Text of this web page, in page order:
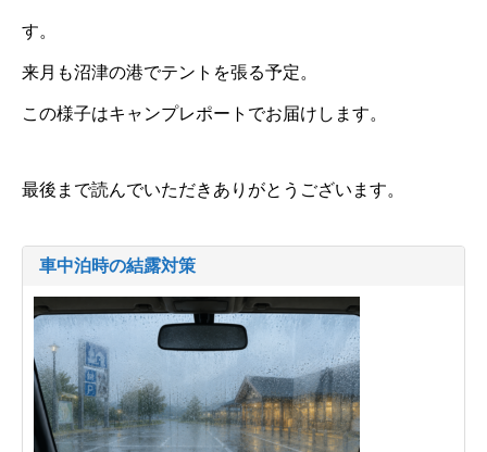
す。
来月も沼津の港でテントを張る予定。
この様子はキャンプレポートでお届けします。
最後まで読んでいただきありがとうございます。
車中泊時の結露対策